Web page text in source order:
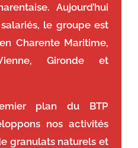
Aujourd’hui
le groupe est
Charente Maritime,
Gironde et
plan du BTP
nos activités
granulats naturels et